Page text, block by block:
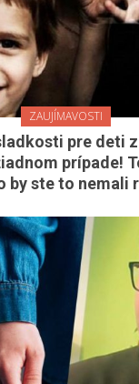
ZAUJÍMAVOSTI
pre deti
prípade!
by ste to nemali